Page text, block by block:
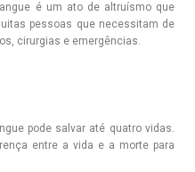
é um ato de altruísmo que
pessoas que necessitam de
cirurgias e emergências.
pode salvar até quatro vidas.
entre a vida e a morte para